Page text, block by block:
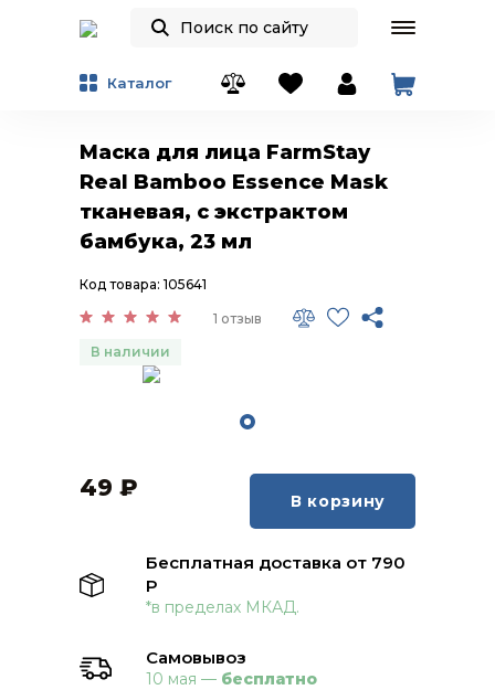
Каталог
Маска для лица FarmStay
Real Bamboo Essence Mask
тканевая, с экстрактом
бамбука, 23 мл
1 отзыв
Код товара: 105641
В наличии
49 ₽ В корзину
Бесплатная доставка от 790
Р
*в пределах МКАД.
Самовывоз
10 мая — бесплатно